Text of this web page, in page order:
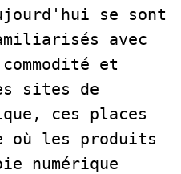
se sont
avec
et
sites de
ces places
où les produits
numérique